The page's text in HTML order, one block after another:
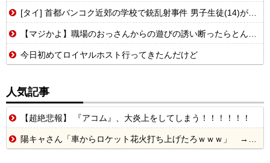
[タイ] 首都バンコク近郊の学校で銃乱射事件 男子生徒(14)が発砲...
【マジかよ】職場のおっさんからの遊びの誘い断ったらとんでもないこと言われたんだが
今日初めてロイヤルホスト行ってきたんだけど
人気記事
【超絶悲報】 『アコム』、大炎上をしてしまう！！！！！！
陽キャさん「車からロケット花火打ち上げたろｗｗｗ」 → サンルーフが閉まっていて無事車内に発射